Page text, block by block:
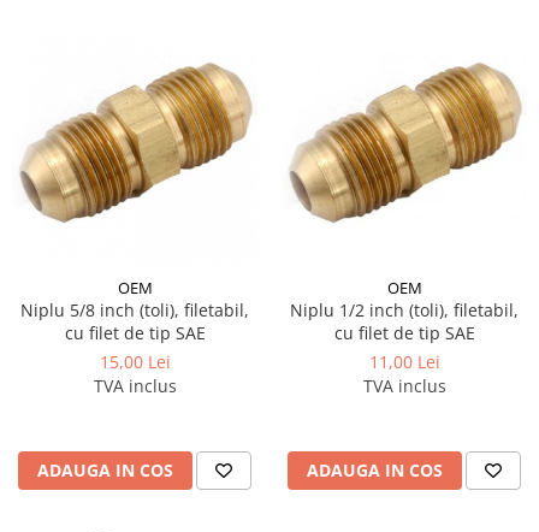
OEM
Niplu 5/8 inch (toli), filetabil,
cu filet de tip SAE
15,00 Lei
TVA inclus
ADAUGA IN COS
OEM
Niplu 1/2 inch (toli), filetabil,
cu filet de tip SAE
11,00 Lei
TVA inclus
ADAUGA IN COS